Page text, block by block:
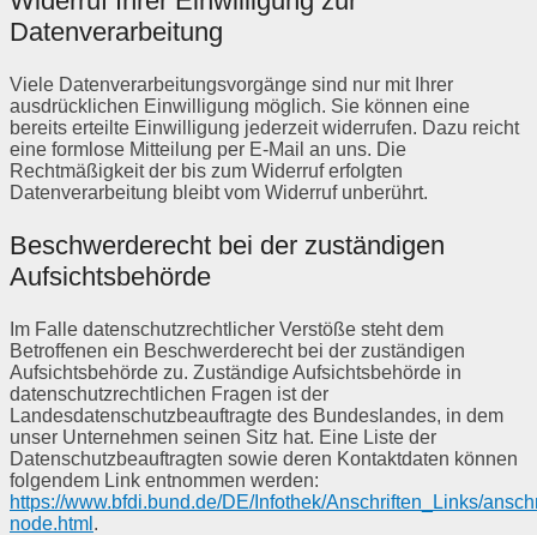
Datenverarbeitung
Viele Datenverarbeitungsvorgänge sind nur mit Ihrer
ausdrücklichen Einwilligung möglich. Sie können eine
bereits erteilte Einwilligung jederzeit widerrufen. Dazu reicht
eine formlose Mitteilung per E-Mail an uns. Die
Rechtmäßigkeit der bis zum Widerruf erfolgten
Datenverarbeitung bleibt vom Widerruf unberührt.
Beschwerderecht bei der zuständigen
Aufsichtsbehörde
Im Falle datenschutzrechtlicher Verstöße steht dem
Betroffenen ein Beschwerderecht bei der zuständigen
Aufsichtsbehörde zu. Zuständige Aufsichtsbehörde in
datenschutzrechtlichen Fragen ist der
Landesdatenschutzbeauftragte des Bundeslandes, in dem
unser Unternehmen seinen Sitz hat. Eine Liste der
Datenschutzbeauftragten sowie deren Kontaktdaten können
folgendem Link entnommen werden:
https://www.bfdi.bund.de/DE/Infothek/Anschriften_Links/
node.html .